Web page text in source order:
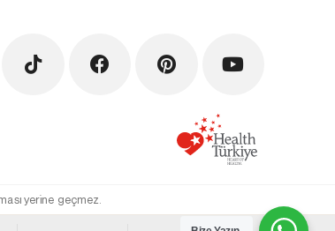
yerine geçmez.